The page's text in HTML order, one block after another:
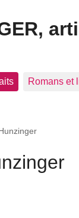
Romans et